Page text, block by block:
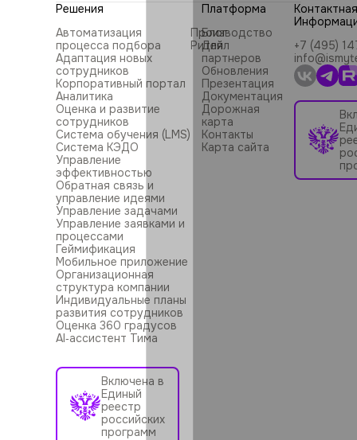
Решения
Автоматизация
процесса подбора
Адаптация новых
сотрудников
Корпоративный портал
Аналитика
Оценка и развитие
сотрудников
Система обучения (LMS)
Система КЭДО
Управление
эффективностью
Обратная связь и
управление идеями
Управление задачами
Управление заявками и
процессами
Геймификация
Мобильное приложение
Организационная
структура компании
Индивидуальные планы
развития сотрудников
Оценка 360 градусов
AI‑ассистент Тима
Производство
Ритейл
Платформа
Блог
Для
партнеров
Обновления
Презентация
Документация
Дорожная
карта
Контакты
Карта сайта
Контактная
+7 (495)
Включена в
Единый
реестр
российских
программ